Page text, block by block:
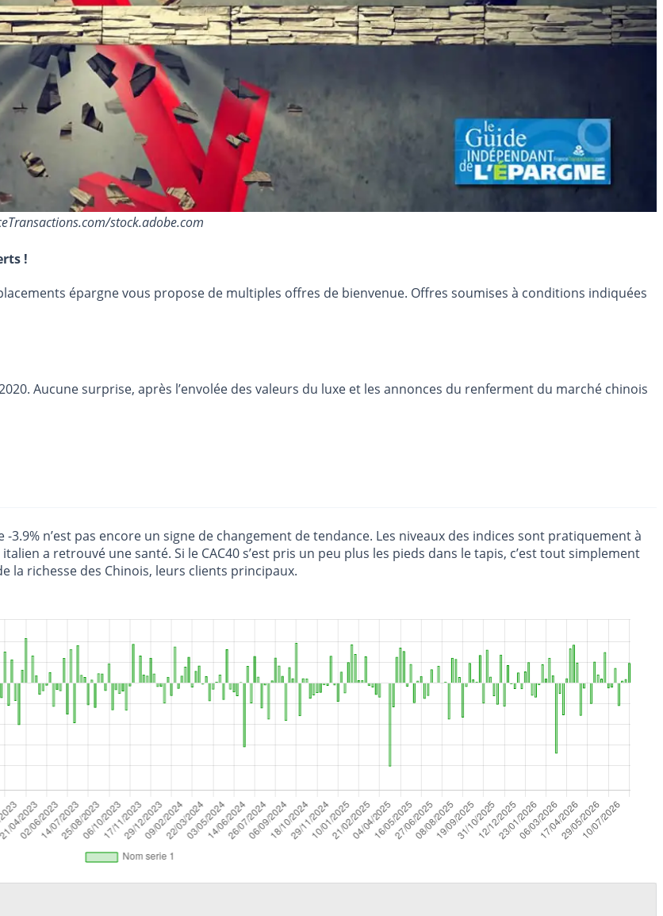
stock.adobe.com
!
épargne vous propose de multiples offres de bienvenue. Offres soumises à conditions indiquées
Aucune surprise, après l’envolée des valeurs du luxe et les annonces du renferment du marché chinois
-3.9% n’est pas encore un signe de changement de tendance. Les niveaux des indices sont pratiquement à
a retrouvé une santé. Si le CAC40 s’est pris un peu plus les pieds dans le tapis, c’est tout simplement
la richesse des Chinois, leurs clients principaux.